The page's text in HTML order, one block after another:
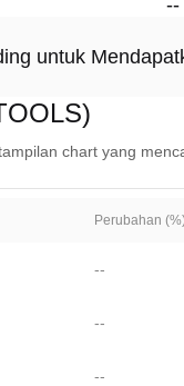
--
untuk
chart yang
Perubahan
--
--
--